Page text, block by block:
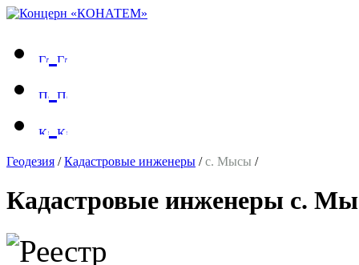
Геодезия /Кадастровые инженеры /с. Мысы /
Кадастровые инженеры с.